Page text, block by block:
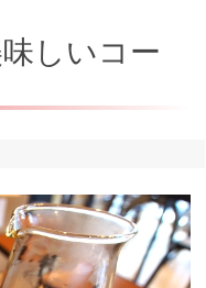
しいコー